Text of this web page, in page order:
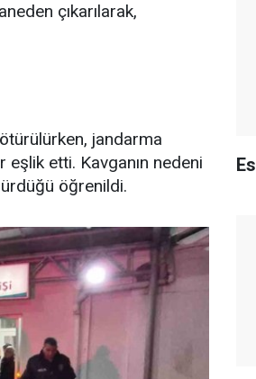
çıkarılarak,
jandarma
eşlik etti. Kavganın nedeni
öğrenildi.